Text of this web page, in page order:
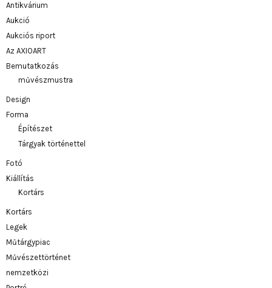
Antikvárium
Aukció
Aukciós riport
Az AXIOART
Bemutatkozás
művészmustra
Design
Forma
Építészet
Tárgyak történettel
Fotó
Kiállítás
Kortárs
Kortárs
Legek
Műtárgypiac
Művészettörténet
nemzetközi